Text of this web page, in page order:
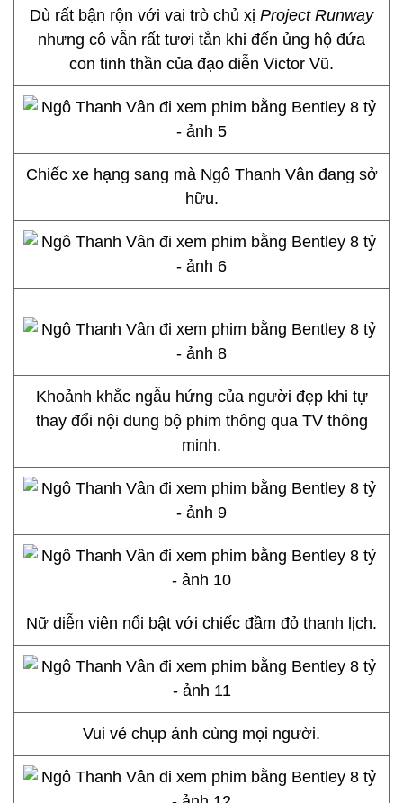
Dù rất bận rộn với vai trò chủ xị Project Runway
nhưng cô vẫn rất tươi tắn khi đến ủng hộ đứa
con tinh thần của đạo diễn Victor Vũ.
Chiếc xe hạng sang mà Ngô Thanh Vân đang sở
hữu.
Khoảnh khắc ngẫu hứng của người đẹp khi tự
thay đổi nội dung bộ phim thông qua TV thông
minh.
Nữ diễn viên nổi bật với chiếc đầm đỏ thanh lịch.
Vui vẻ chụp ảnh cùng mọi người.